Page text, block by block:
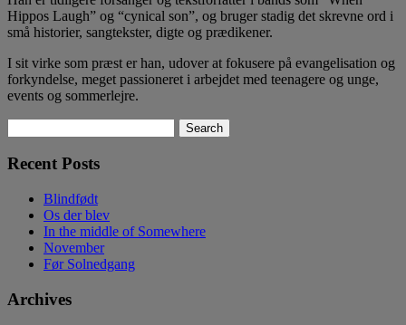
Hippos Laugh” og “cynical son”, og bruger stadig det skrevne ord i
små historier, sangtekster, digte og prædikener.
I sit virke som præst er han, udover at fokusere på evangelisation og
forkyndelse, meget passioneret i arbejdet med teenagere og unge,
events og sommerlejre.
for:
Search
Recent Posts
Blindfødt
Os der blev
In the middle of Somewhere
November
Før Solnedgang
Archives